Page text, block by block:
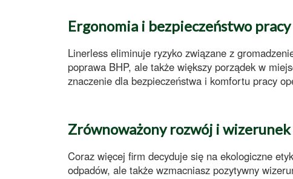
Ergonomia i bezpieczeństwo pracy
Linerless eliminuje ryzyko związane z
poprawa BHP, ale także większy porządek w
znaczenie dla bezpieczeństwa i komfortu pracy
Zrównoważony rozwój i
Coraz więcej firm decyduje się na ekologiczne
odpadów, ale także wzmacniasz pozytywny